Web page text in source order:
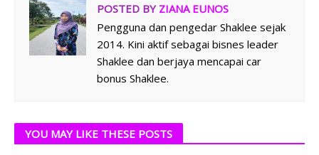
POSTED BYZIANA EUNOS
Pengguna dan pengedar Shaklee sejak
2014. Kini aktif sebagai bisnes leader
Shaklee dan berjaya mencapai car
bonus Shaklee.
YOU MAY LIKE THESE POSTS